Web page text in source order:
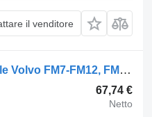
il venditore
Servosterzo idraulico Volvo FM (01.05-) 20382578 per trattore stradale Volvo FM7-FM12, FM, FMX (1998-2014)
67,74 €
Netto